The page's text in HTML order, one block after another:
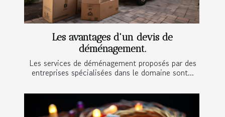
Les avantages d'un devis de
déménagement.
Les services de déménagement proposés par des
entreprises spécialisées dans le domaine sont...